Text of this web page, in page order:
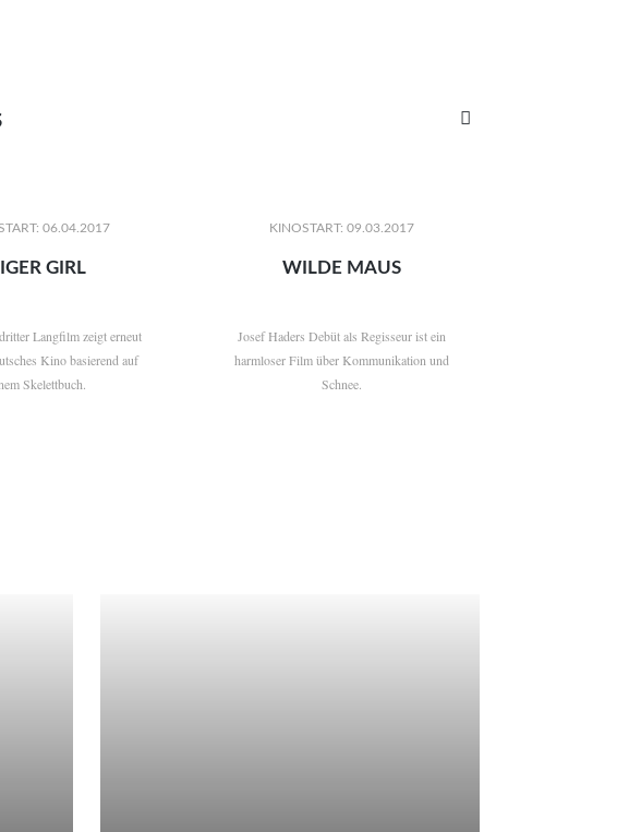

06.04.2017
GIRL
Langfilm zeigt erneut
Kino basierend auf
Skelettbuch.
KINOSTART: 09.03.2017
WILDE MAUS
Josef Haders Debüt als Regisseur ist ein
harmloser Film über Kommunikation und
Schnee.